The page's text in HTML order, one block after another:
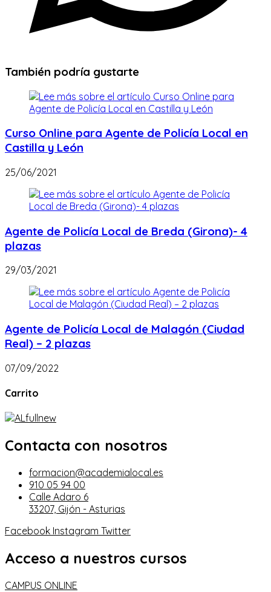
También podría gustarte
Curso Online para Agente de Policía Local en
Castilla y León
25/06/2021
Agente de Policía Local de Breda (Girona)- 4
plazas
29/03/2021
Agente de Policía Local de Malagón (Ciudad
Real) – 2 plazas
07/09/2022
Carrito
Contacta con nosotros
formacion@academialocal.es
910 05 94 00
Calle Adaro 6
33207, Gijón - Asturias
Facebook Instagram Twitter
Acceso a nuestros cursos
CAMPUS ONLINE